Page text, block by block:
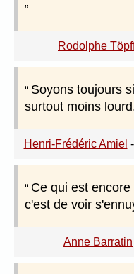
Rodolphe
Soyons toujours
surtout moins
Henri-Frédéric Amiel -
Ce qui est
c'est de voir
Anne Barratin